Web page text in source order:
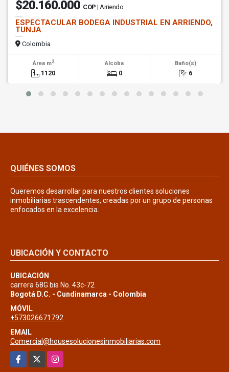
$20.160.000 COP | Arriendo
ESPECTACULAR BODEGA INDUSTRIAL EN ARRIENDO,
TUNJA
Colombia
Área m2
1120
Alcoba
0
Baño(s)
6
QUIÉNES SOMOS
Queremos desarrollar para nuestros clientes soluciones
inmobiliarias trascendentes, creadas por un grupo de personas
enfocados en la excelencia.
UBICACIÓN Y CONTACTO
UBICACIÓN
carrera 68G bis No. 43c-72
Bogotá D.C. - Cundinamarca - Colombia
MÓVIL
+573026671792
EMAIL
Comercial@housesolucionesinmobiliarias.com
Facebook
Instagram